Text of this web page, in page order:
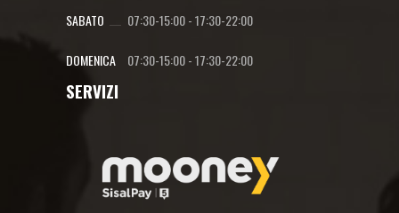
SABATO 07:30-15:00-17:30-22:00
DOMENICA 07:30-15:00-17:30-22:00
SERVIZI